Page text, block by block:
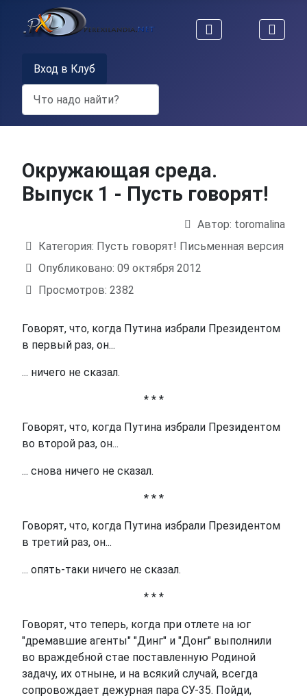
Вход в Клуб
Окружающая среда.
Выпуск 1 - Пусть говорят!
Автор: toromalina
Категория: Пусть говорят! Письменная версия
Опубликовано: 09 октября 2012
Просмотров: 2382
Говорят, что, когда Путина избрали Президентом
в первый раз, он...
... ничего не сказал.
* * *
Говорят, что, когда Путина избрали Президентом
во второй раз, он...
... снова ничего не сказал.
* * *
Говорят, что, когда Путина избрали Президентом
в третий раз, он...
... опять-таки ничего не сказал.
* * *
Говорят, что теперь, когда при отлете на юг
"дремавшие агенты" "Динг" и "Донг" выполнили
во враждебной стае поставленную Родиной
задачу, их отныне, и на всякий случай, всегда
сопровождает дежурная пара СУ-35. Пойди,